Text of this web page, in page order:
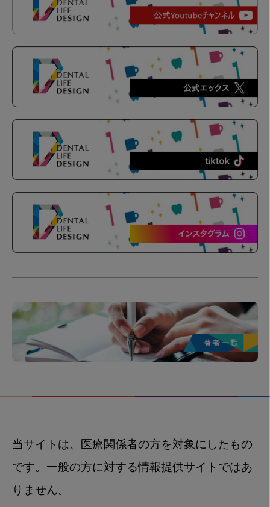
当サイトは、医療関係者の方を対象にしたもの
です。一般の方に対する情報提供サイトではあ
りません。